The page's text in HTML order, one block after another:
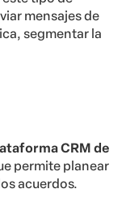
mensajes de
segmentar la
CRM de
permite planear
acuerdos.